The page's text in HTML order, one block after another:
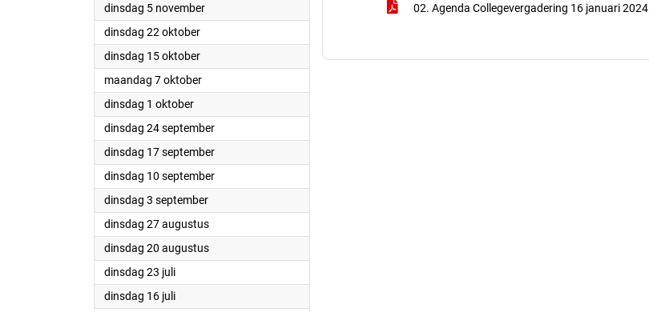
dinsdag 5 november2024
dinsdag 22 oktober2024
dinsdag 15 oktober2024
maandag 7 oktober2024
dinsdag 1 oktober2024
dinsdag 24 september2024
dinsdag 17 september2024
dinsdag 10 september2024
dinsdag 3 september2024
dinsdag 27 augustus2024
dinsdag 20 augustus2024
dinsdag 23 juli2024
dinsdag 16 juli2024
02. Agenda Collegevergadering 16 januari 2024